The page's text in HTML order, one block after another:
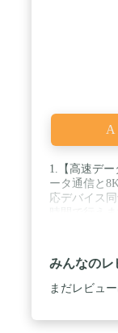
1.【高速デー
ータ通信と
応デバイス
応デバイス
を取り扱え
の心配が少
高速充電に対
しており、
みんなのレ
まだレビュ